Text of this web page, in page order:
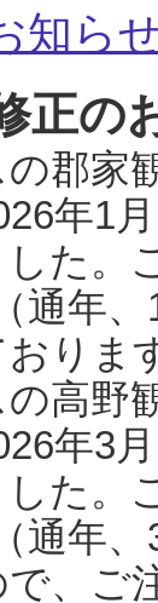
知ら
正の
郡家
年1
た。
通年
おりま
高野
年3
た。
通年
で、ご